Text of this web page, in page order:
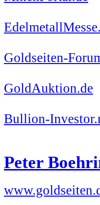
Goldseiten-
GoldAuktion.de
Bullion-
Peter